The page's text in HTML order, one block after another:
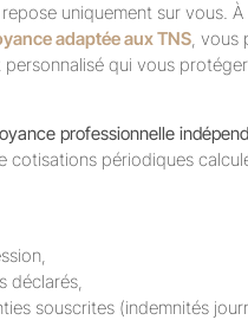
uniquement sur vous. À
adaptée aux TNS, vous
qui vous
professionnelle
cotisations périodiques
déclarés,
souscrites (indemnités